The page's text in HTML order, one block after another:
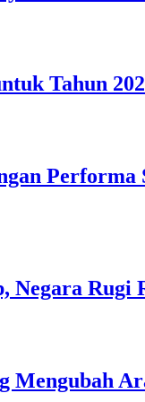
Tahun
Performa
Negara Rugi
Mengubah